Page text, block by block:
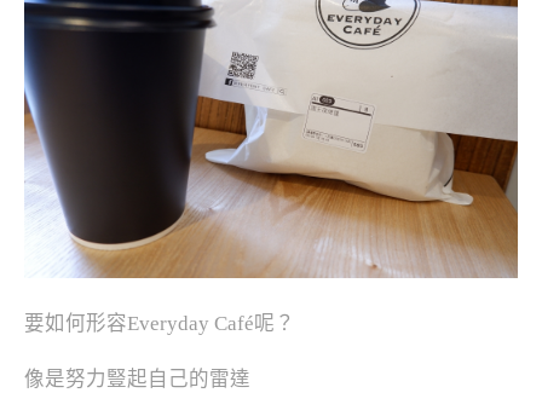
要如何形容Everyday Café呢？
像是努力豎起自己的雷達